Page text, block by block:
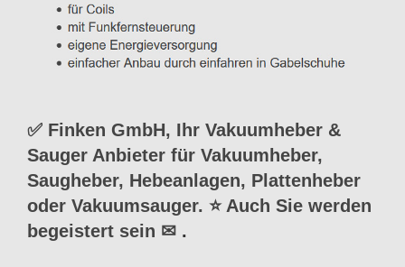
✅ Finken GmbH, Ihr Vakuumheber &
Sauger Anbieter für Vakuumheber,
Saugheber, Hebeanlagen, Plattenheber
oder Vakuumsauger. ⭐ Auch Sie werden
begeistert sein ✉ .